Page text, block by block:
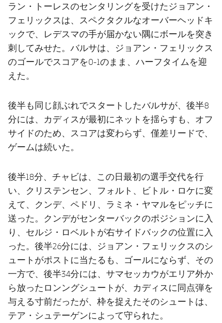
ラン・トーレスのセンタリングを受けたジョアン・
フェリックスは、スペクタクルなオーバーヘッドキ
ックで、レデスマの手が届かない隅にボールを突き
刺してみせた。バルサは、ジョアン・フェリックス
のゴールでスコアを0-1のまま、ハーフタイムを迎
えた。
後半も同じ顔ぶれでスタートしたバルサが、後半8
分には、カディスが最初にネットを揺らすも、オフ
サイドのため、スコアは変わらず、僅差リードで、
ゲームは続いた。
後半18分、チャビは、この日最初の選手交代を行
い、クリステンセン、フォルト、ビトル・ロケに変
えて、クンデ、ペドリ、ラミネ・ヤマルをピッチに
送った。クンデがセンターバックのポジションに入
り、セルジ・ロベルトが右サイドバックの位置に入
った。後半26分には、ジョアン・フェリックスのシ
ュートがポストに当たるも、ゴールにならず、その
一方で、後半34分には、サマセッカウがエリア外か
ら放ったロンングシュートが、カディスに同点弾を
与える寸前だったが、枠を捉えたそのシュートは、
テア・シュテーゲンによって守られた。